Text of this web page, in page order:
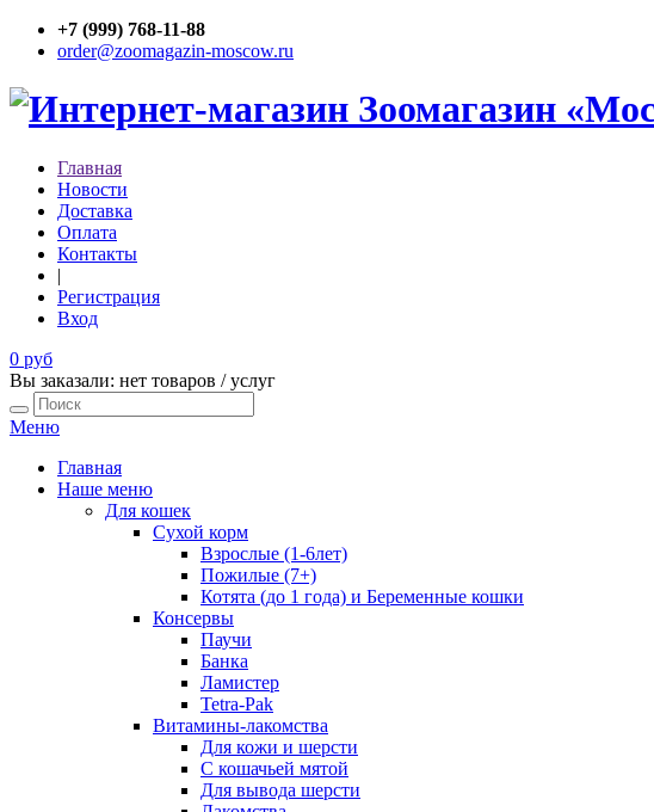
+7 (999) 768-11-88
order@zoomagazin-moscow.ru
Главная
Новости
Доставка
Оплата
Контакты
|
Регистрация
Вход
0 руб
Вы заказали: нет товаров / услуг
Меню
Главная
Наше меню
Для кошек
Сухой корм
Взрослые (1-6лет)
Пожилые (7+)
Котята (до 1 года) и Беременные кошки
Консервы
Паучи
Банка
Ламистер
Tetra-Pak
Витамины-лакомства
Для кожи и шерсти
С кошачьей мятой
Для вывода шерсти